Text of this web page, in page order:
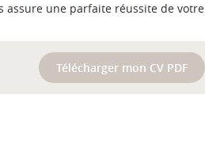
assure une parfaite réussite de votre
Télécharger mon CV PDF